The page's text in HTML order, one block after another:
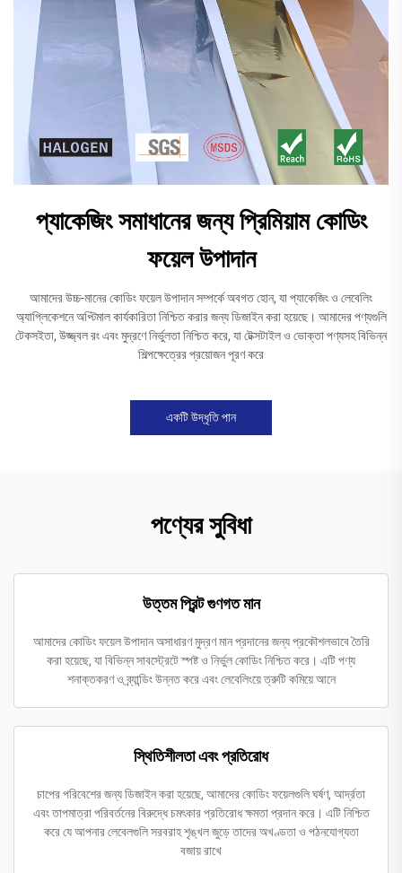
প্যাকেজিং সমাধানের জন্য প্রিমিয়াম কোডিং
ফয়েল উপাদান
আমাদের উচ্চ-মানের কোডিং ফয়েল উপাদান সম্পর্কে অবগত হোন, যা প্যাকেজিং ও লেবেলিং
অ্যাপ্লিকেশনে অপ্টিমাল কার্যকারিতা নিশ্চিত করার জন্য ডিজাইন করা হয়েছে। আমাদের পণ্যগুলি
টেকসইতা, উজ্জ্বল রং এবং মুদ্রণে নির্ভুলতা নিশ্চিত করে, যা টেক্সটাইল ও ভোক্তা পণ্যসহ বিভিন্ন
শিল্পক্ষেত্রের প্রয়োজন পূরণ করে
একটি উদ্ধৃতি পান
পণ্যের সুবিধা
উত্তম প্রিন্ট গুণগত মান
আমাদের কোডিং ফয়েল উপাদান অসাধারণ মুদ্রণ মান প্রদানের জন্য প্রকৌশলভাবে তৈরি
করা হয়েছে, যা বিভিন্ন সাবস্ট্রেটে স্পষ্ট ও নির্ভুল কোডিং নিশ্চিত করে। এটি পণ্য
শনাক্তকরণ ও ব্র্যান্ডিং উন্নত করে এবং লেবেলিংয়ে ত্রুটি কমিয়ে আনে
স্থিতিশীলতা এবং প্রতিরোধ
চাপের পরিবেশের জন্য ডিজাইন করা হয়েছে, আমাদের কোডিং ফয়েলগুলি ঘর্ষণ, আর্দ্রতা
এবং তাপমাত্রা পরিবর্তনের বিরুদ্ধে চমৎকার প্রতিরোধ ক্ষমতা প্রদান করে। এটি নিশ্চিত
করে যে আপনার লেবেলগুলি সরবরাহ শৃঙ্খল জুড়ে তাদের অখণ্ডতা ও পঠনযোগ্যতা
বজায় রাখে